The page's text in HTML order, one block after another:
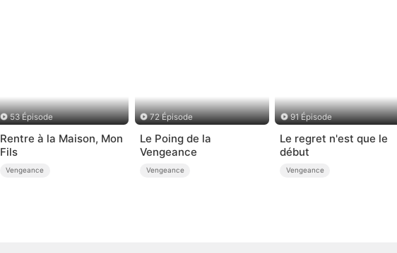
53 Épisode
Rentre à la Maison, Mon
Fils
Vengeance
72 Épisode
Le Poing de la
Vengeance
Vengeance
91 Épisode
Le regret n'est que le
début
Vengeance